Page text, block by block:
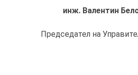
инж. Валентин
Председател на